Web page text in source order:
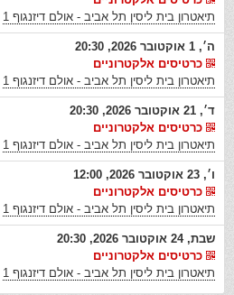
תיאטרון בית ליסין תל אביב - אולם דיזנגוף 1
ה׳, 1 אוקטובר 2026, 20:30
כרטיסים אלקטרוניים
תיאטרון בית ליסין תל אביב - אולם דיזנגוף 1
ד׳, 21 אוקטובר 2026, 20:30
כרטיסים אלקטרוניים
תיאטרון בית ליסין תל אביב - אולם דיזנגוף 1
ו׳, 23 אוקטובר 2026, 12:00
כרטיסים אלקטרוניים
תיאטרון בית ליסין תל אביב - אולם דיזנגוף 1
שבת, 24 אוקטובר 2026, 20:30
כרטיסים אלקטרוניים
תיאטרון בית ליסין תל אביב - אולם דיזנגוף 1